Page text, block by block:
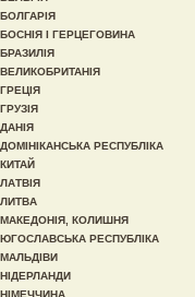
БОЛГАРІЯ
БОСНІЯ І ГЕРЦЕГОВИНА
БРАЗИЛІЯ
ВЕЛИКОБРИТАНІЯ
ГРЕЦІЯ
ГРУЗІЯ
ДАНІЯ
ДОМІНІКАНСЬКА РЕСПУБЛІКА
КИТАЙ
ЛАТВІЯ
ЛИТВА
МАКЕДОНІЯ, КОЛИШНЯ
ЮГОСЛАВСЬКА РЕСПУБЛІКА
МАЛЬДІВИ
НІДЕРЛАНДИ
НІМЕЧЧИНА